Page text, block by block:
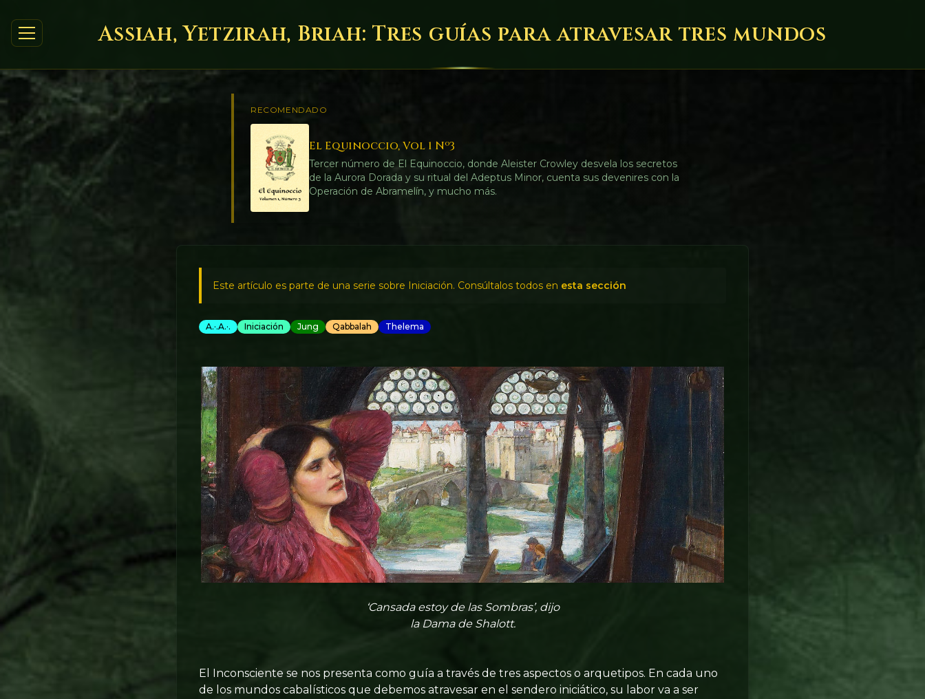
Assiah, Yetzirah, Briah: Tres guías para atravesar tres mundos
RECOMENDADO
El Equinoccio, Vol 1 Nº3
Tercer número de El Equinoccio, donde Aleister Crowley desvela los secretos
de la Aurora Dorada y su ritual del Adeptus Minor, cuenta sus devenires con la
Operación de Abramelín, y mucho más.
Este artículo es parte de una serie sobre Iniciación. Consúltalos todos en esta sección
A.·.A.·. Iniciación Jung Qabbalah Thelema
‘Cansada estoy de las Sombras’, dijo
la Dama de Shalott.
El Inconsciente se nos presenta como guía a través de tres aspectos o arquetipos. En cada uno
de los mundos cabalísticos que debemos atravesar en el sendero iniciático, su labor va a ser